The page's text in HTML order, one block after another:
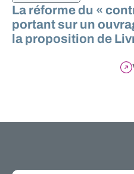
La réforme du «
portant sur un
la proposition de